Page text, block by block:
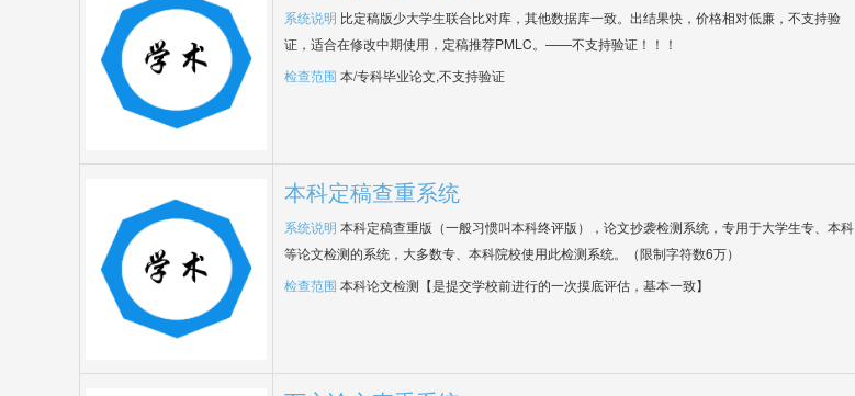
系统说明 比定稿版少大学生联合比对库，其他数据库一致。出结果快，价格相对低廉，不支持验
证，适合在修改中期使用，定稿推荐PMLC。——不支持验证！！！
检查范围 本/专科毕业论文,不支持验证
本科定稿查重系统
系统说明 本科定稿查重版（一般习惯叫本科终评版），论文抄袭检测系统，专用于大学生专、本科
等论文检测的系统，大多数专、本科院校使用此检测系统。（限制字符数6万）
检查范围 本科论文检测【是提交学校前进行的一次摸底评估，基本一致】